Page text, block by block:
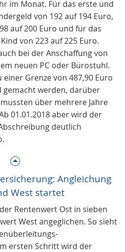
im Monat. Für das erste und
von 192 auf 194 Euro,
auf 200 Euro und für das
von 223 auf 225 Euro.
bei der Anschaffung von
neuen PC oder Bürostuhl.
Grenze von 487,90 Euro
werden, darüber
über mehrere Jahre
01.01.2018 aber wird der
deutlich
Angleichung
West startet
Rentenwert Ost in sieben
West angeglichen. So sieht
ersten Schritt wird der